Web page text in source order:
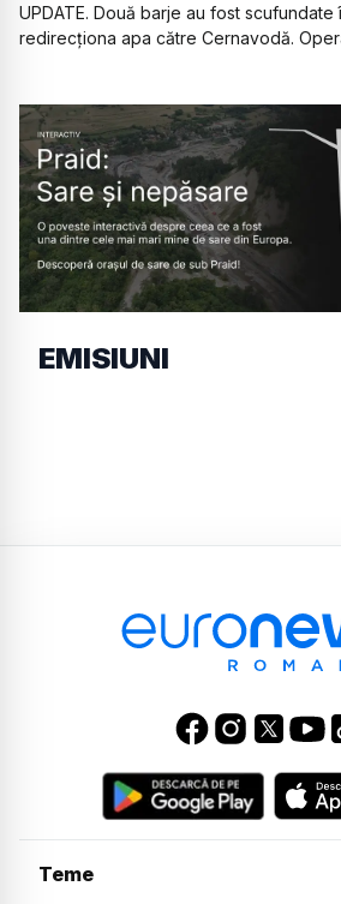
UPDATE. Două barje au fost scufundate
redirecționa apa către Cernavodă.
EMISIUNI
Teme